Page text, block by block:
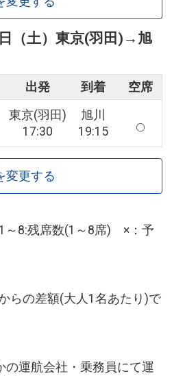
（土） 東京(羽田) → 旭
出発 到着 空席
東京(羽田)
17:30
旭川
19:15
変更する
8:残席数(1～8席) ×：予
らの差額(大人1名あたり)で
の運航会社・乗務員にて運